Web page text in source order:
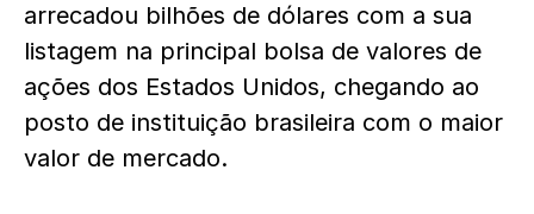
arrecadou bilhões de dólares com a sua
listagem na principal bolsa de valores de
ações dos Estados Unidos, chegando ao
posto de instituição brasileira com o maior
valor de mercado.